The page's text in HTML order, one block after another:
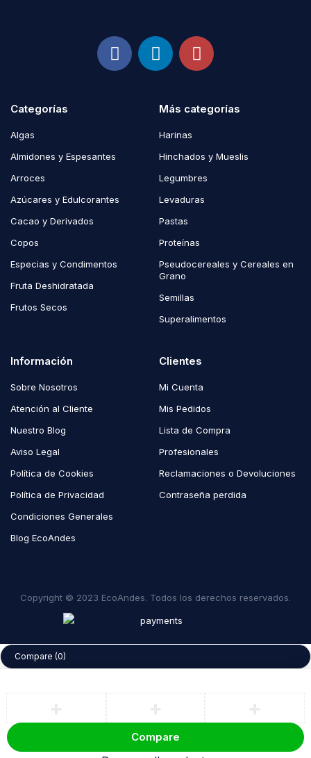
Categorías
Algas
Almidones y Espesantes
Arroces
Azúcares y Edulcorantes
Cacao y Derivados
Copos
Especias y Condimentos
Fruta Deshidratada
Frutos Secos
Más categorías
Harinas
Hinchados y Mueslis
Legumbres
Levaduras
Pastas
Proteínas
Pseudocereales y Cereales en
Grano
Semillas
Superalimentos
Información
Sobre Nosotros
Atención al Cliente
Nuestro Blog
Aviso Legal
Política de Cookies
Política de Privacidad
Condiciones Generales
Blog EcoAndes
Clientes
Mi Cuenta
Mis Pedidos
Lista de Compra
Profesionales
Reclamaciones o Devoluciones
Contraseña perdida
Copyright © 2023 EcoAndes. Todos los derechos reservados.
Compare (0)
Compare